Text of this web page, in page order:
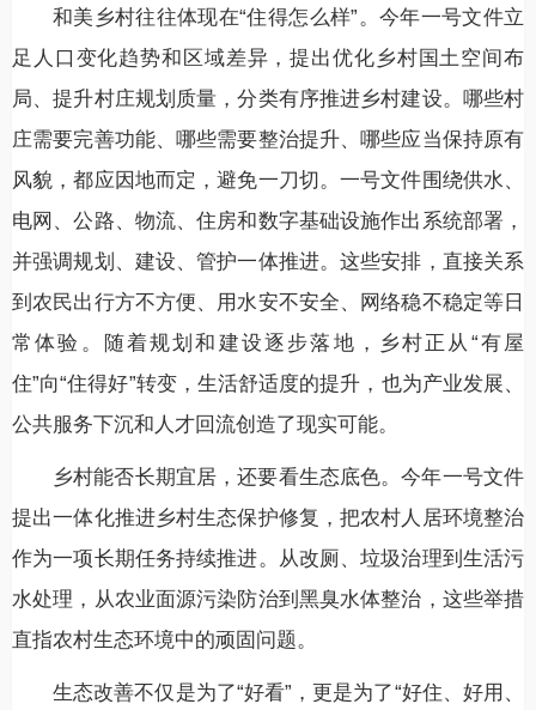
和美乡村往往体现在“住得怎么样”。今年一号文件立
足人口变化趋势和区域差异，提出优化乡村国土空间布
局、提升村庄规划质量，分类有序推进乡村建设。哪些村
庄需要完善功能、哪些需要整治提升、哪些应当保持原有
风貌，都应因地而定，避免一刀切。一号文件围绕供水、
电网、公路、物流、住房和数字基础设施作出系统部署，
并强调规划、建设、管护一体推进。这些安排，直接关系
到农民出行方不方便、用水安不安全、网络稳不稳定等日
常体验。随着规划和建设逐步落地，乡村正从“有屋
住”向“住得好”转变，生活舒适度的提升，也为产业发展、
公共服务下沉和人才回流创造了现实可能。
乡村能否长期宜居，还要看生态底色。今年一号文件
提出一体化推进乡村生态保护修复，把农村人居环境整治
作为一项长期任务持续推进。从改厕、垃圾治理到生活污
水处理，从农业面源污染防治到黑臭水体整治，这些举措
直指农村生态环境中的顽固问题。
生态改善不仅是为了“好看”，更是为了“好住、好用、